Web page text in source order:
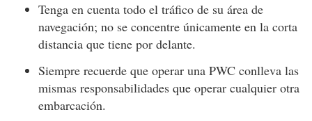
Tenga en cuenta todo el tráfico de su área de
navegación; no se concentre únicamente en la corta
distancia que tiene por delante.
Siempre recuerde que operar una PWC conlleva las
mismas responsabilidades que operar cualquier otra
embarcación.